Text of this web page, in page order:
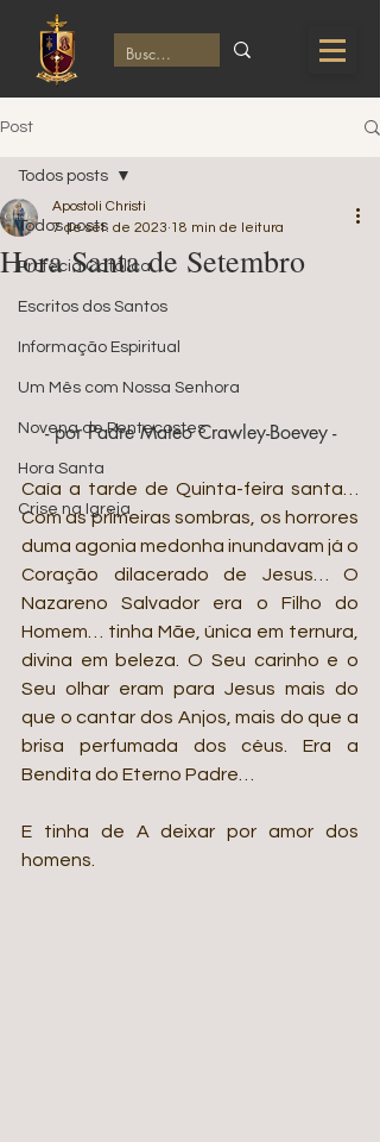
Post
Todos posts
Profecia Católica
Escritos dos Santos
Informação Espiritual
Um Mês com Nossa Senhora
Novena de Pentecostes
Hora Santa
Crise na Igreja
Todos posts
Hora Santa de Setembro
Apostoli Christi
7 de set. de 2023 18 min de leitura
- por Padre Mateo Crawley-Boevey -
Caía a tarde de Quinta-feira santa…
Com as primeiras sombras, os horrores
duma agonia medonha inundavam já o
Coração dilacerado de Jesus… O
Nazareno Salvador era o Filho do
Homem… tinha Mãe, única em ternura,
divina em beleza. O Seu carinho e o
Seu olhar eram para Jesus mais do
que o cantar dos Anjos, mais do que a
brisa perfumada dos céus. Era a
Bendita do Eterno Padre…
E tinha de A deixar por amor dos
homens.